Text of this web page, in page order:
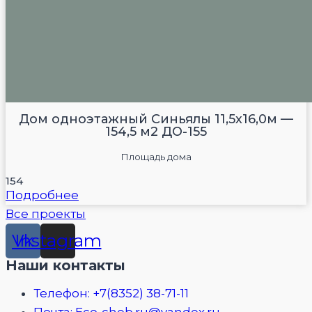
Дом одноэтажный Синьялы 11,5х16,0м —
154,5 м2 ДО-155
Площадь дома
154
Подробнее
Все проекты
Vk
Instagram
Наши контакты
Телефон: +7(8352) 38-71-11